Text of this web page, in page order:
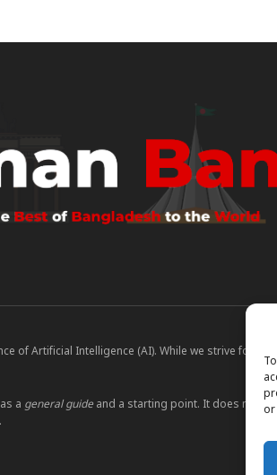
or
of Artificial Intelligence (AI). While we strive for
a general guide and a starting point. It does not